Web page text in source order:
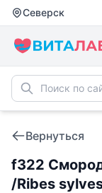
Северск
Вернуться
f322
/Ribes